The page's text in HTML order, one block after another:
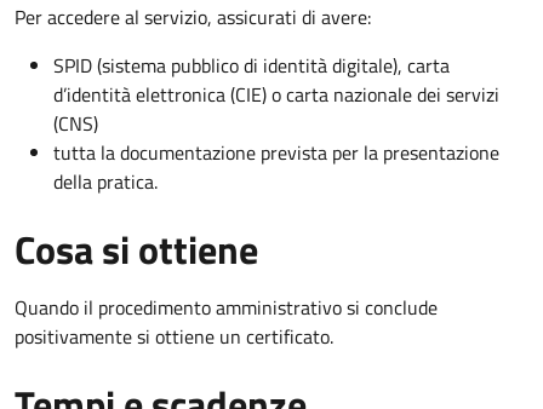
Per accedere al servizio, assicurati di avere:
SPID (sistema pubblico di identità digitale), carta
d’identità elettronica (CIE) o carta nazionale dei servizi
(CNS)
tutta la documentazione prevista per la presentazione
della pratica.
Cosa si ottiene
Quando il procedimento amministrativo si conclude
positivamente si ottiene un certificato.